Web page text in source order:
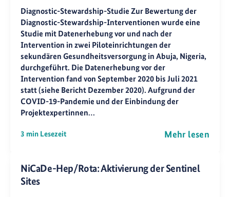
Diagnostic-Stewardship-Studie Zur Bewertung der
Diagnostic-Stewardship-Interventionen wurde eine
Studie mit Datenerhebung vor und nach der
Intervention in zwei Piloteinrichtungen der
sekundären Gesundheitsversorgung in Abuja, Nigeria,
durchgeführt. Die Datenerhebung vor der
Intervention fand von September 2020 bis Juli 2021
statt (siehe Bericht Dezember 2020). Aufgrund der
COVID-19-Pandemie und der Einbindung der
Projektexpertinnen…
3 min Lesezeit Mehr lesen
NiCaDe-Hep/Rota: Aktivierung der Sentinel
Sites